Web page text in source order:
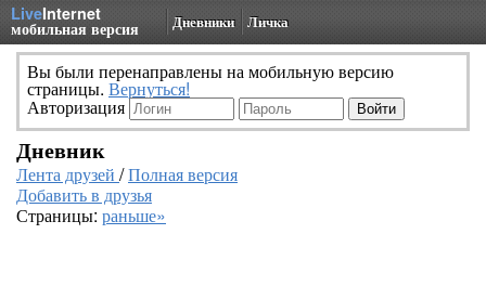
LiveInternet
мобильная версия Дневники Личка
Вы были перенаправлены на мобильную версию
страницы. Вернуться!
Авторизация
Дневник
Лента друзей /Полная версия
Добавить в друзья
Страницы: раньше»